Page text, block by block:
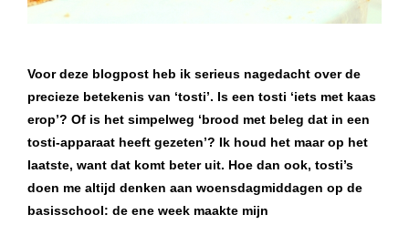
Voor deze blogpost heb ik serieus nagedacht over de
precieze betekenis van ‘tosti’. Is een tosti ‘iets met kaas
erop’? Of is het simpelweg ‘brood met beleg dat in een
tosti-apparaat heeft gezeten’? Ik houd het maar op het
laatste, want dat komt beter uit. Hoe dan ook, tosti’s
doen me altijd denken aan woensdagmiddagen op de
basisschool: de ene week maakte mijn